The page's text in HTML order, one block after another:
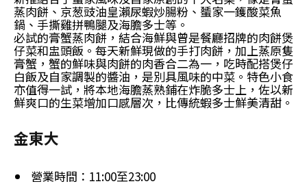
蒸肉餅、京葱豉油皇瀨尿蝦炒腸粉、蜑家一鑊酸菜魚
鍋、手撕雞拼鴨腿及海膽多士等。
必試的膏蟹蒸肉餅，結合海鮮與曾是餐廳招牌的肉餅煲
仔菜和盅頭飯。每天新鮮現做的手打肉餅，加上蒸原隻
膏蟹，蟹的鮮味與肉餅的肉香合二為一，吃時配搭煲仔
白飯及自家調製的醬油，是別具風味的中菜。特色小食
亦值得一試，將本地海膽蒸熟鋪在炸脆多士上，佐以新
鮮爽口的生菜增加口感層次，比傳統蝦多士鮮美清甜。
金東大
營業時間：11:00至23:00